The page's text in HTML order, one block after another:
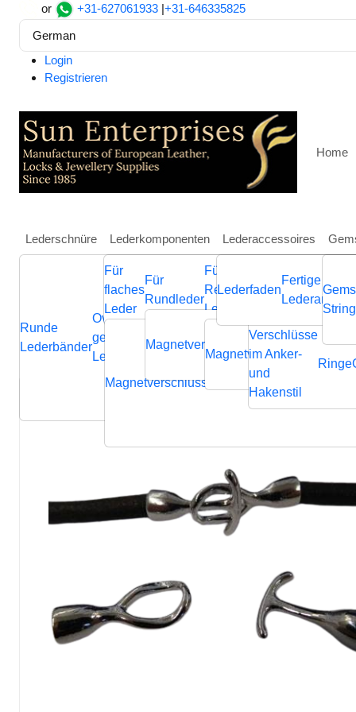
or +31-627061933 |+31-646335825
German
Login
Registrieren
Home
Lederschnüre
Runde
Lederbänder
Ovale
geflochtene
Lederbänder
Geflochtene
Lederschnüre
Flache
Lederschnüre
Lederkomponenten
Für
flaches
Leder
Magnetverschluss
Für
Rundleder
Magnetverschluss Endverschluss
Für
Regaliz
Leder
Magnetverschluss
Verschlüsse
im Anker-
und
Hakenstil
Ringe
Lederaccessoires
Lederfaden
Fertige
Lederkomponenten Für Rundleder Verbinder
Zamak Hook clasp: